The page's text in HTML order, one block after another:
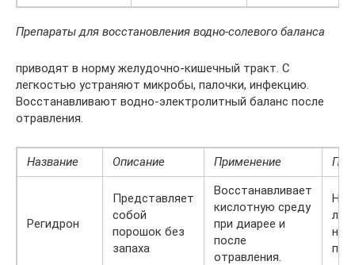
Препараты для восстановления водно-солевого баланса
приводят в норму желудочно-кишечный тракт. С
легкостью устраняют микробы, палочки, инфекцию.
Восстанавливают водно-электролитный баланс после
отравления.
Название Описание Применение
Регидрон
Представляет
собой
порошок без
запаха
Восстанавливает
кислотную среду
при диарее и
после
отравления.
Не